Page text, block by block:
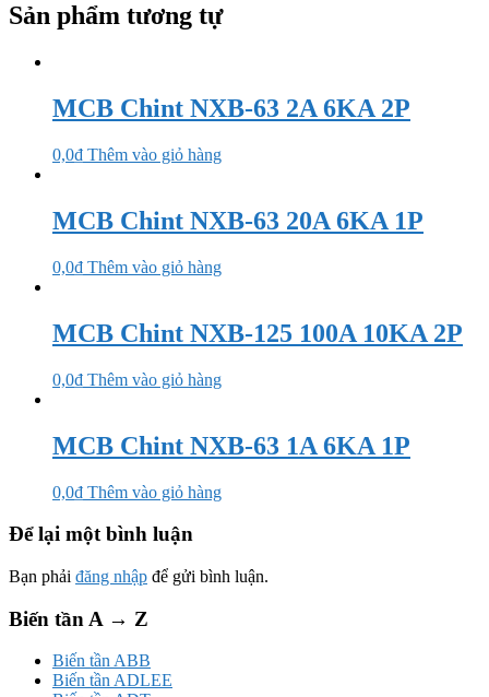
Sản phẩm tương tự
MCB Chint NXB-63 2A 6KA 2P
0,0₫ Thêm vào giỏ hàng
MCB Chint NXB-63 20A 6KA 1P
0,0₫ Thêm vào giỏ hàng
MCB Chint NXB-125 100A 10KA 2P
0,0₫ Thêm vào giỏ hàng
MCB Chint NXB-63 1A 6KA 1P
0,0₫ Thêm vào giỏ hàng
Để lại một bình luận
Bạn phải đăng nhập để gửi bình luận.
Biến tần A → Z
Biến tần ABB
Biến tần ADLEE